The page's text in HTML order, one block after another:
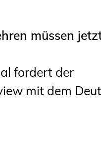
müssen
fordert der
mit dem